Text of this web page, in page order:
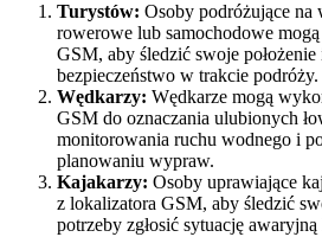
Turystów: Osoby podróżujące na
rowerowe lub samochodowe
GSM, aby śledzić swoje
bezpieczeństwo w trakcie podróży.
Wędkarzy: Wędkarze mogą
GSM do oznaczania ulubionych
monitorowania ruchu wodnego i
planowaniu wypraw.
Kajakarzy: Osoby uprawiające
z lokalizatora GSM, aby śledzić
potrzeby zgłosić sytuację